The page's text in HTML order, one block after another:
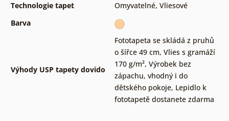
Technologie tapet
Omyvatelné, Vliesové
Barva
Výhody USP tapety dovido
Fototapeta se skládá z pruhů
o šířce 49 cm, Vlies s gramáží
170 g/m², Výrobek bez
zápachu, vhodný i do
dětského pokoje, Lepidlo k
fototapetě dostanete zdarma